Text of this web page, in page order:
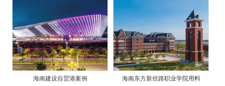
海南建设自贸港案例 海南东方新丝路职业学院用料